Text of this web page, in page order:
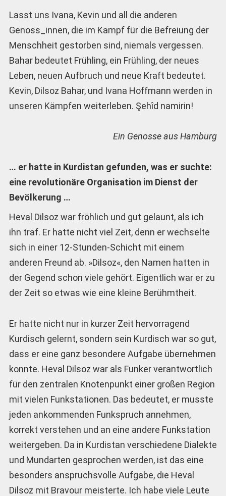
Lasst uns Ivana, Kevin und all die anderen
Genoss_innen, die im Kampf für die Befreiung der
Menschheit gestorben sind, niemals vergessen.
Bahar bedeutet Frühling, ein Frühling, der neues
Leben, neuen Aufbruch und neue Kraft bedeutet.
Kevin, Dilsoz Bahar, und Ivana Hoffmann werden in
unseren Kämpfen weiterleben. Şehîd namirin!
Ein Genosse aus Hamburg
… er hatte in Kurdistan gefunden, was er suchte:
eine revolutionäre Organisation im Dienst der
Bevölkerung …
Heval Dilsoz war fröhlich und gut gelaunt, als ich
ihn traf. Er hatte nicht viel Zeit, denn er wechselte
sich in einer 12-Stunden-Schicht mit einem
anderen Freund ab. »Dilsoz«, den Namen hatten in
der Gegend schon viele gehört. Eigentlich war er zu
der Zeit so etwas wie eine kleine Berühmtheit.
Er hatte nicht nur in kurzer Zeit hervorragend
Kurdisch gelernt, sondern sein Kurdisch war so gut,
dass er eine ganz besondere Aufgabe übernehmen
konnte. Heval Dilsoz war als Funker verantwortlich
für den zentralen Knotenpunkt einer großen Region
mit vielen Funkstationen. Das bedeutet, er musste
jeden ankommenden Funkspruch annehmen,
korrekt verstehen und an eine andere Funkstation
weitergeben. Da in Kurdistan verschiedene Dialekte
und Mundarten gesprochen werden, ist das eine
besonders anspruchsvolle Aufgabe, die Heval
Dilsoz mit Bravour meisterte. Ich habe viele Leute